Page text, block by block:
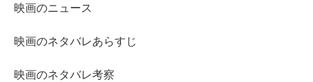
映画のニュース
映画のネタバレあらすじ
映画のネタバレ考察